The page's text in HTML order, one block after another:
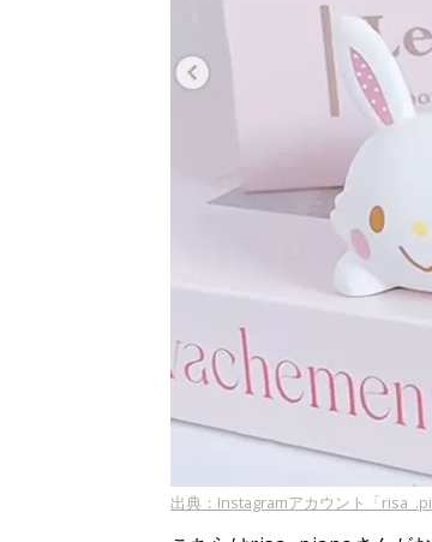
出典：Instagramアカウント「